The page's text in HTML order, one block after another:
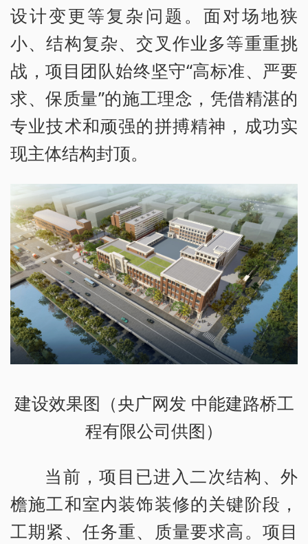
设计变更等复杂问题。面对场地狭
小、结构复杂、交叉作业多等重重挑
战，项目团队始终坚守“高标准、严要
求、保质量”的施工理念，凭借精湛的
专业技术和顽强的拼搏精神，成功实
现主体结构封顶。
建设效果图（央广网发 中能建路桥工
程有限公司供图）
当前，项目已进入二次结构、外
檐施工和室内装饰装修的关键阶段，
工期紧、任务重、质量要求高。项目